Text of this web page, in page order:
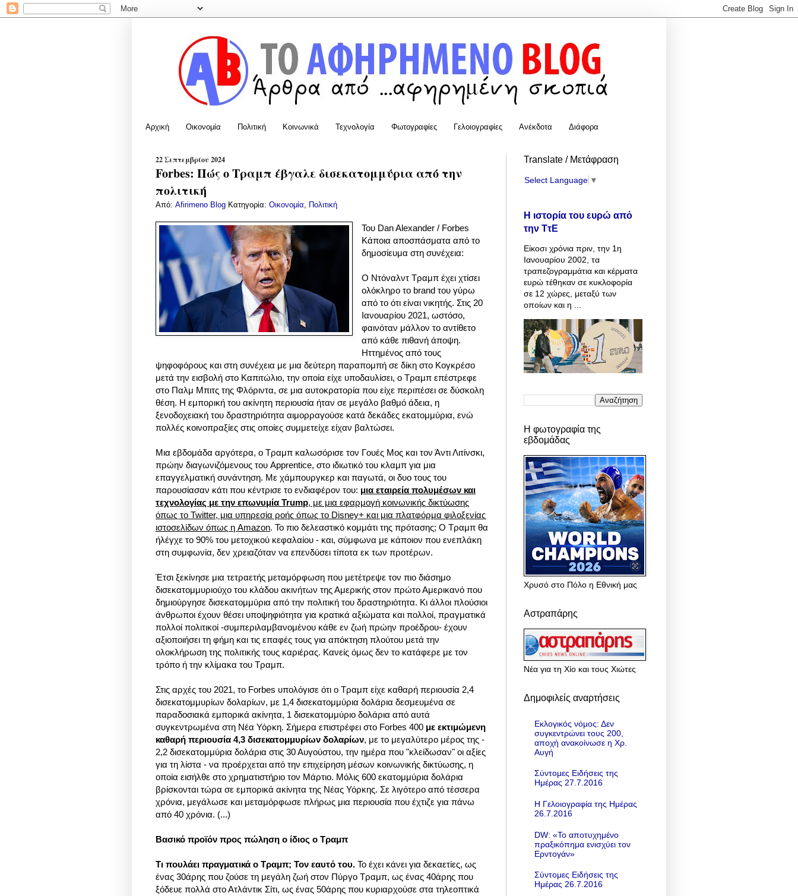
Αρχική Οικονομία Πολιτική Κοινωνικά Τεχνολογία Φωτογραφίες Γελοιογραφίες Ανέκδοτα Διάφορα
22 Σεπτεμβρίου 2024
Forbes: Πώς ο Τραμπ έβγαλε δισεκατομμύρια από την
πολιτική
Από: Afirimeno Blog Κατηγορία: Οικονομία Πολιτική
Του Dan Alexander / Forbes
Κάποια αποσπάσματα από το
δημοσίευμα στη συνέχεια:
Ο Ντόναλντ Τραμπ έχει χτίσει
ολόκληρο το brand του γύρω
από το ότι είναι νικητής. Στις 20
Ιανουαρίου 2021, ωστόσο,
φαινόταν μάλλον το αντίθετο
από κάθε πιθανή άποψη.
Ηττημένος από τους
ψηφοφόρους και στη συνέχεια με μια δεύτερη παραπομπή σε δίκη στο Κογκρέσο
μετά την εισβολή στο Καπιτώλιο, την οποία είχε υποδαυλίσει, ο Τραμπ επέστρεφε
στο Παλμ Μπιτς της Φλόριντα, σε μια αυτοκρατορία που είχε περιπέσει σε δύσκολη
θέση. Η εμπορική του ακίνητη περιουσία ήταν σε μεγάλο βαθμό άδεια, η
ξενοδοχειακή του δραστηριότητα αιμορραγούσε κατά δεκάδες εκατομμύρια, ενώ
πολλές κοινοπραξίες στις οποίες συμμετείχε είχαν βαλτώσει.
Μια εβδομάδα αργότερα, ο Τραμπ καλωσόρισε τον Γουές Μος και τον Άντι Λιτίνσκι,
πρώην διαγωνιζόμενους του Apprentice, στο ιδιωτικό του κλαμπ για μια
επαγγελματική συνάντηση. Με χάμπουργκερ και παγωτά, οι δυο τους του
παρουσίασαν κάτι που κέντρισε το ενδιαφέρον του: μια εταιρεία πολυμέσων και
τεχνολογίας με την επωνυμία Trump, με μια εφαρμογή κοινωνικής δικτύωσης
όπως το Twitter, μια υπηρεσία ροής όπως το Disney+ και μια πλατφόρμα φιλοξενίας
ιστοσελίδων όπως η Amazon. Το πιο δελεαστικό κομμάτι της πρότασης; Ο Τραμπ θα
ήλέγχε το 90% του μετοχικού κεφαλαίου - και, σύμφωνα με κάποιον που ενεπλάκη
στη συμφωνία, δεν χρειαζόταν να επενδύσει τίποτα εκ των προτέρων.
Έτσι ξεκίνησε μια τετραετής μεταμόρφωση που μετέτρεψε τον πιο διάσημο
δισεκατομμυριούχο του κλάδου ακινήτων της Αμερικής στον πρώτο Αμερικανό που
δημιούργησε δισεκατομμύρια από την πολιτική του δραστηριότητα. Κι άλλοι πλούσιοι
άνθρωποι έχουν θέσει υποψηφιότητα για κρατικά αξιώματα και πολλοί, πραγματικά
πολλοί πολιτικοί -συμπεριλαμβανομένου κάθε εν ζωή πρώην προέδρου- έχουν
αξιοποιήσει τη φήμη και τις επαφές τους για απόκτηση πλούτου μετά την
ολοκλήρωση της πολιτικής τους καριέρας. Κανείς όμως δεν το κατάφερε με τον
τρόπο ή την κλίμακα του Τραμπ.
Στις αρχές του 2021, το Forbes υπολόγισε ότι ο Τραμπ είχε καθαρή περιουσία 2,4
δισεκατομμυρίων δολαρίων, με 1,4 δισεκατομμύρια δολάρια δεσμευμένα σε
παραδοσιακά εμπορικά ακίνητα, 1 δισεκατομμύριο δολάρια από αυτά
συγκεντρωμένα στη Νέα Υόρκη. Σήμερα επιστρέφει στο Forbes 400 με εκτιμώμενη
καθαρή περιουσία 4,3 δισεκατομμυρίων δολαρίων, με το μεγαλύτερο μέρος της -
2,2 δισεκατομμύρια δολάρια στις 30 Αυγούστου, την ημέρα που "κλείδωσαν" οι αξίες
για τη λίστα - να προέρχεται από την επιχείρηση μέσων κοινωνικής δικτύωσης, η
οποία εισήλθε στο χρηματιστήριο τον Μάρτιο. Μόλις 600 εκατομμύρια δολάρια
βρίσκονται τώρα σε εμπορικά ακίνητα της Νέας Υόρκης. Σε λιγότερο από τέσσερα
χρόνια, μεγάλωσε και μεταμόρφωσε πλήρως μια περιουσία που έχτιζε για πάνω
από 40 χρόνια. (...)
Βασικό προϊόν προς πώληση ο ίδιος ο Τραμπ
Τι πουλάει πραγματικά ο Τραμπ; Τον εαυτό του. Το έχει κάνει για δεκαετίες, ως
ένας 30άρης που ζούσε τη μεγάλη ζωή στον Πύργο Τραμπ, ως ένας 40άρης που
ξόδευε πολλά στο Ατλάντικ Σίτι, ως ένας 50άρης που κυριαρχούσε στα τηλεοπτικά
Translate / Μετάφραση
Select Language ▼
Η ιστορία του ευρώ από
την ΤτΕ
Είκοσι χρόνια πριν, την 1η
Ιανουαρίου 2002, τα
τραπεζογραμμάτια και κέρματα
ευρώ τέθηκαν σε κυκλοφορία
σε 12 χώρες, μεταξύ των
οποίων και η ...
Η φωτογραφία της
εβδομάδας
Χρυσό στο Πόλο η Εθνική μας
Αστραπάρης
Νέα για τη Χίο και τους Χιώτες
Δημοφιλείς αναρτήσεις
Εκλογικός νόμος: Δεν
συγκεντρώνει τους 200,
αποχή ανακοίνωσε η Χρ.
Αυγή
Σύντομες Ειδήσεις της
Ημέρας 27.7.2016
Η Γελοιογραφία της Ημέρας
26.7.2016
DW: «To αποτυχημένο
πραξικόπημα ενισχύει τον
Ερντογάν»
Σύντομες Ειδήσεις της
Ημέρας 26.7.2016